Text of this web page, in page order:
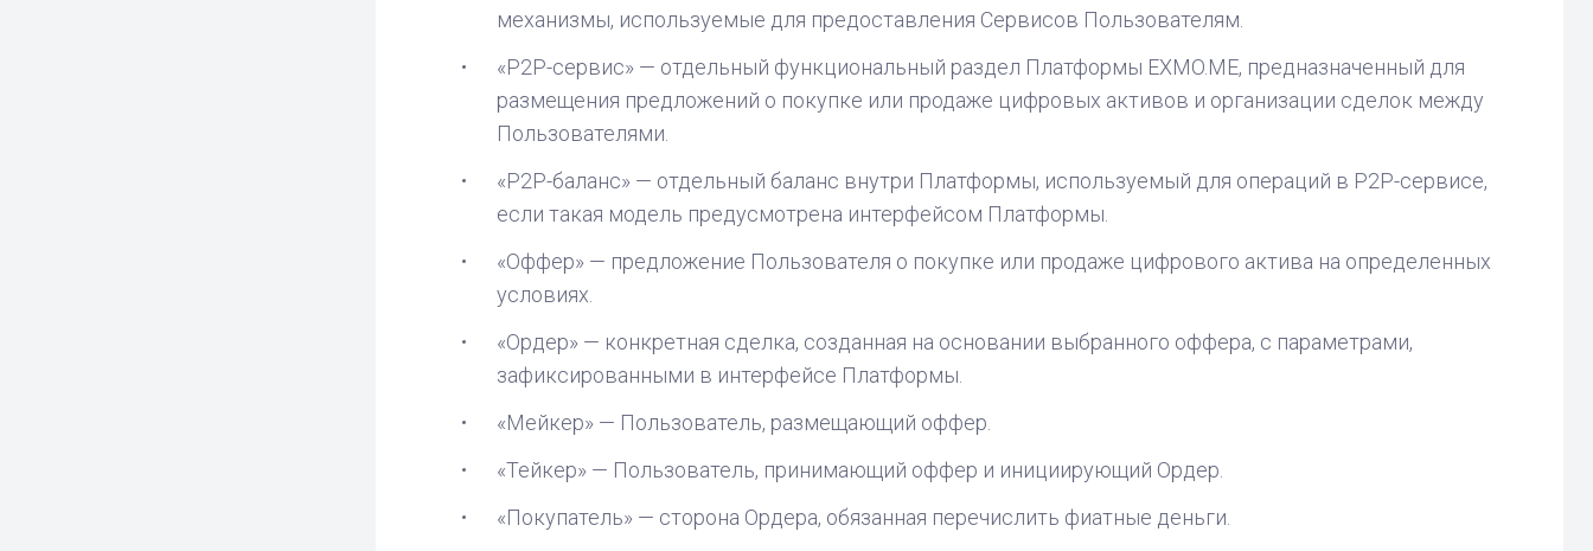
механизмы, используемые для предоставления Сервисов Пользователям.
«P2P-сервис» — отдельный функциональный раздел Платформы EXMO.ME, предназначенный для
размещения предложений о покупке или продаже цифровых активов и организации сделок между
Пользователями.
«P2P-баланс» — отдельный баланс внутри Платформы, используемый для операций в P2P-сервисе,
если такая модель предусмотрена интерфейсом Платформы.
«Оффер» — предложение Пользователя о покупке или продаже цифрового актива на определенных
условиях.
«Ордер» — конкретная сделка, созданная на основании выбранного оффера, с параметрами,
зафиксированными в интерфейсе Платформы.
«Мейкер» — Пользователь, размещающий оффер.
«Тейкер» — Пользователь, принимающий оффер и инициирующий Ордер.
«Покупатель» — сторона Ордерa, обязанная перечислить фиатные деньги.